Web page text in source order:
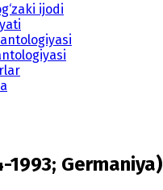
ijodi
1993; Germaniya)